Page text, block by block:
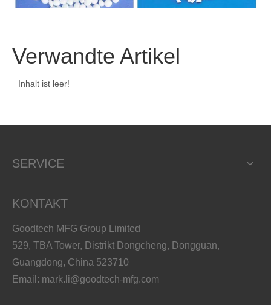
Ingenieurinjektionsform Injektionsformung
Verwandte Artikel
Inhalt ist leer!
SERVICE
KONTAKT
Goodtech MFG Group Limited
529, TBA Tower, Distrikt Dongcheng, Dongguan,
Guangdong, China 523710
Email: mark.li@goodtech-mfg.com